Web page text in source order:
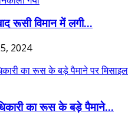
रूसी विमान में लगी...
2024
का रूस के बड़े पैमाने...